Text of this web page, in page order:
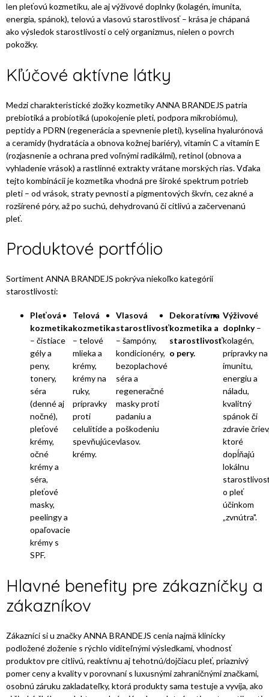
len pleťovú kozmetiku, ale aj výživové doplnky (kolagén, imunita,
energia, spánok), telovú a vlasovú starostlivosť – krása je chápaná
ako výsledok starostlivosti o celý organizmus, nielen o povrch
pokožky.
Kľúčové aktívne látky
Medzi charakteristické zložky kozmetiky ANNA BRANDEJS patria
prebiotiká a probiotiká (upokojenie pleti, podpora mikrobiómu),
peptidy a PDRN (regenerácia a spevnenie pleti), kyselina hyalurónová
a ceramidy (hydratácia a obnova kožnej bariéry), vitamín C a vitamín E
(rozjasnenie a ochrana pred voľnými radikálmi), retinol (obnova a
vyhladenie vrások) a rastlinné extrakty vrátane morských rias. Vďaka
tejto kombinácii je kozmetika vhodná pre široké spektrum potrieb
pleti – od vrások, straty pevnosti a pigmentových škvŕn, cez akné a
rozšírené póry, až po suchú, dehydrovanú či citlivú a začervenanú
pleť.
Produktové portfólio
Sortiment ANNA BRANDEJS pokrýva niekoľko kategórií
starostlivosti:
Pleťová
kozmetika
– čistiace
gély a
peny,
tonery,
séra
(denné aj
nočné),
pleťové
krémy,
očné
krémy a
séra,
pleťové
masky,
peelingy a
opaľovacie
krémy s
SPF.
Telová
kozmetika
– telové
mlieka a
krémy,
krémy na
ruky,
prípravky
proti
celulitíde a
spevňujúce
krémy.
Vlasová
starostlivosť
– šampóny,
kondicionéry,
bezoplachové
séra a
regeneračné
masky proti
padaniu a
poškodeniu
vlasov.
Dekoratívna
kozmetika a
starostlivosť
o pery.
Výživové
doplnky–
kolagén,
prípravky na
imunitu,
energiu a
náladu,
kvalitný
spánok či
zdravie
ktoré
dopĺňajú
lokálnu
o pleť
účinkom
„zvnútra".
Hlavné benefity pre zákazníčky a
zákazníkov
Zákazníci si u značky ANNA BRANDEJS cenia najmä klinicky
podložené zloženie s rýchlo viditeľnými výsledkami, vhodnosť
produktov pre citlivú, reaktívnu aj tehotnú/dojčiacu pleť, priaznivý
pomer ceny a kvality v porovnaní s luxusnými zahraničnými značkami,
osobnú záruku zakladateľky, ktorá produkty sama testuje a vyvíja, ako